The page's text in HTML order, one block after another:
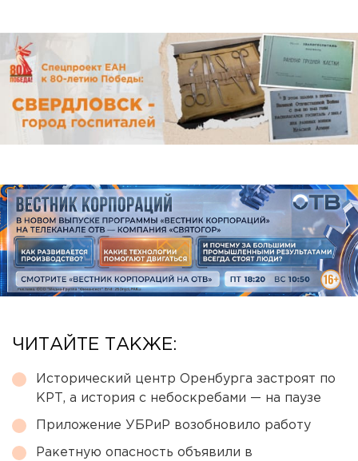
ЧИТАЙТЕ ТАКЖЕ:
Исторический центр Оренбурга застроят по
КРТ, а история с небоскребами — на паузе
Приложение УБРиР возобновило работу
Ракетную опасность объявили в